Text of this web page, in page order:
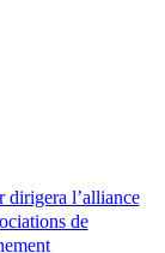
dirigera l’alliance
de